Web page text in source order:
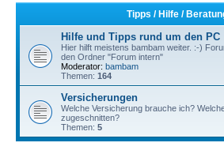
Tipps / Hilfe /
Hilfe und Tipps rund um den PC
Hier hilft meistens bambam weiter. :-)
den Ordner "Forum intern"
Moderator: bambam
Themen: 164
Versicherungen
Welche Versicherung brauche ich?
zugeschnitten?
Themen: 5